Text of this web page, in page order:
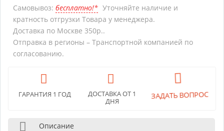
Самовывоз: бесплатно!* Уточняйте наличие и
кратность отгрузки Товара у менеджера.
Доставка по Москве 350р..
Отправка в регионы – Транспортной компанией по
согласованию.
ГАРАНТИЯ 1 ГОД
ДОСТАВКА ОТ 1
ДНЯ
ЗАДАТЬ ВОПРОС
Описание